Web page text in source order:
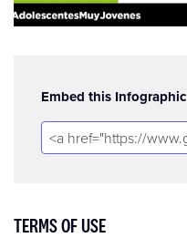
Embed this Infographic
TERMS OF USE